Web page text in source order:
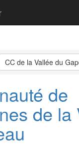
CC de la Vallée du
de
de la